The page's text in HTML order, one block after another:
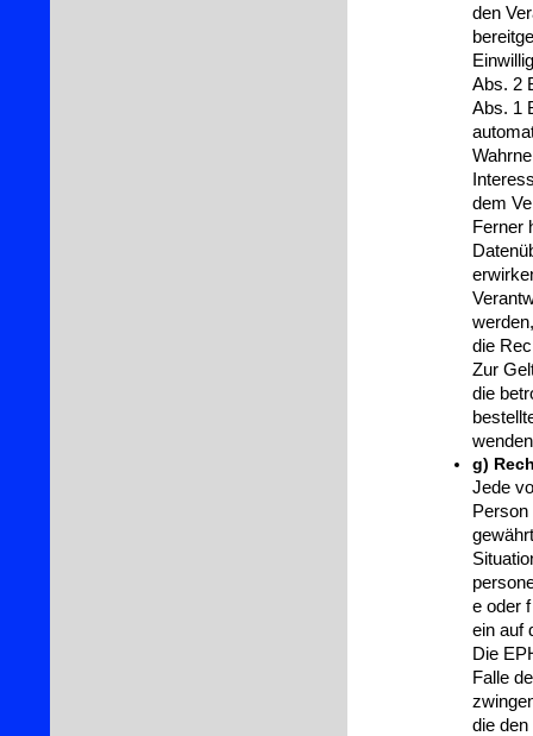
den
Abs. 2
Abs. 1
dem
Ferner
die
Zur
die
g)
Jede
Person
e oder
ein auf
Die
Falle
die